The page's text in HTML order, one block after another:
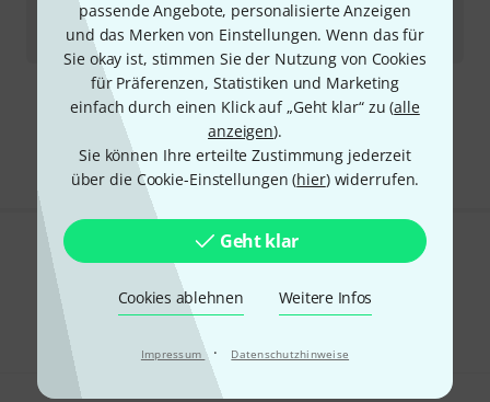
passende Angebote, personalisierte Anzeigen
und das Merken von Einstellungen. Wenn das für
Sie okay ist, stimmen Sie der Nutzung von Cookies
für Präferenzen, Statistiken und Marketing
einfach durch einen Klick auf „Geht klar“ zu (alle
anzeigen).
Sie können Ihre erteilte Zustimmung jederzeit
über die Cookie-Einstellungen (hier) widerrufen.
Geht klar
Cookies ablehnen Weitere Infos
Impressum · Datenschutzhinweise
Sofort lieferbar
699€
Kostenloser Versand ab 29 €
Alle Preise inkl. MwSt.
Gefällt Ihnen, was Sie sehen?
Teilen Hilfe & Feedback